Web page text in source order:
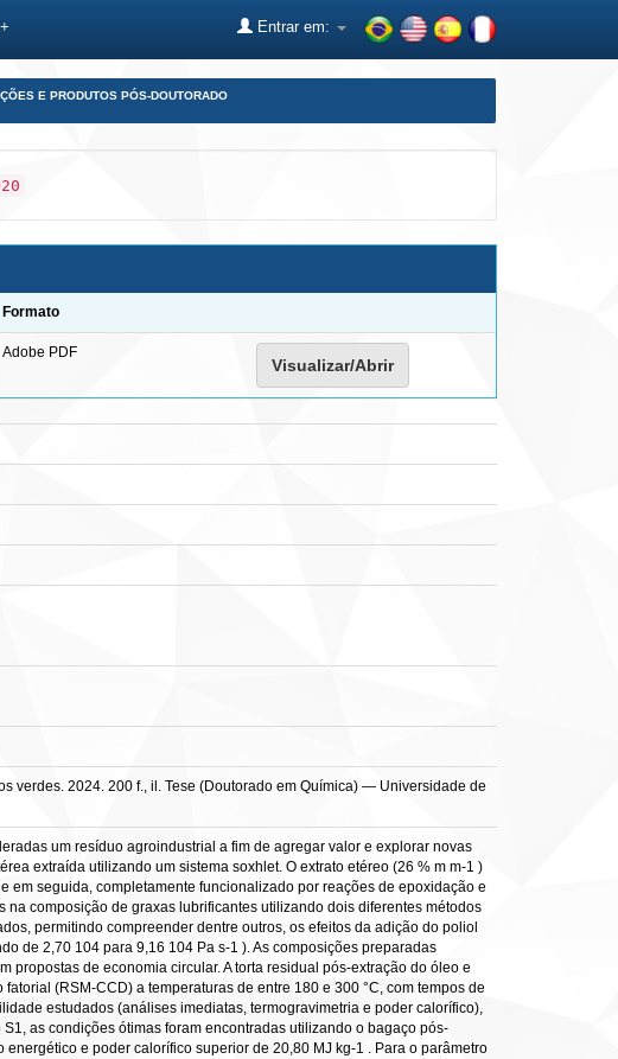
Entrar em:
E PRODUTOS PÓS-DOUTORADO
Formato
Adobe PDF
Visualizar/Abrir
verdes. 2024. 200 f., il. Tese (Doutorado em Química) — Universidade de
um resíduo agroindustrial a fim de agregar valor e explorar novas
extraída utilizando um sistema soxhlet. O extrato etéreo (26 % m m-1 )
em seguida, completamente funcionalizado por reações de epoxidação e
composição de graxas lubrificantes utilizando dois diferentes métodos
permitindo compreender dentre outros, os efeitos da adição do poliol
de 2,70 104 para 9,16 104 Pa s-1 ). As composições preparadas
de economia circular. A torta residual pós-extração do óleo e
(RSM-CCD) a temperaturas de entre 180 e 300 °C, com tempos de
estudados (análises imediatas, termogravimetria e poder calorífico),
as condições ótimas foram encontradas utilizando o bagaço pós-
e poder calorífico superior de 20,80 MJ kg-1 . Para o parâmetro